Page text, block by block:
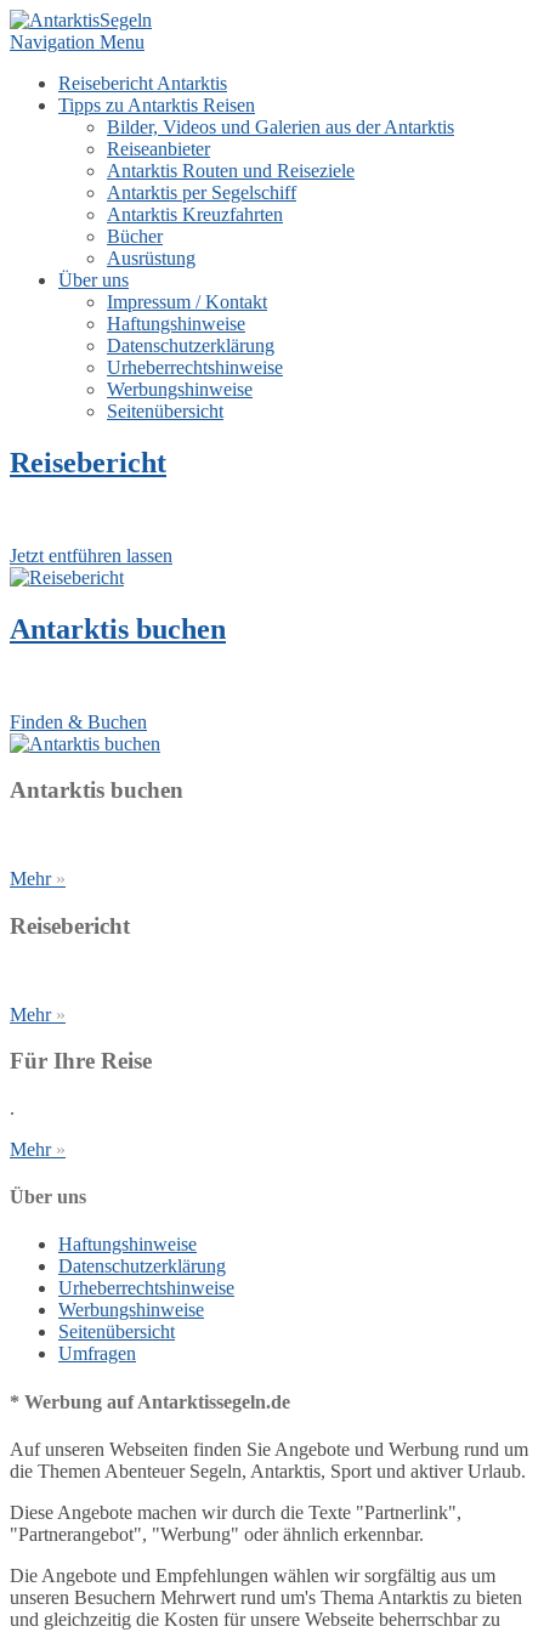
Navigation Menu
Reisebericht Antarktis
Tipps zu Antarktis Reisen
Bilder, Videos und Galerien aus der Antarktis
Reiseanbieter
Antarktis Routen und Reiseziele
Antarktis per Segelschiff
Antarktis Kreuzfahrten
Bücher
Ausrüstung
Über uns
Impressum / Kontakt
Haftungshinweise
Datenschutzerklärung
Urheberrechtshinweise
Werbungshinweise
Seitenübersicht
Reisebericht
Jetzt entführen lassen
Antarktis buchen
Finden & Buchen
Antarktis buchen
Mehr »
Reisebericht
Mehr »
Für Ihre Reise
.
Mehr »
Über uns
Haftungshinweise
Datenschutzerklärung
Urheberrechtshinweise
Werbungshinweise
Seitenübersicht
Umfragen
* Werbung auf Antarktissegeln.de
Auf unseren Webseiten finden Sie Angebote und Werbung rund um
die Themen Abenteuer Segeln, Antarktis, Sport und aktiver Urlaub.
Diese Angebote machen wir durch die Texte "Partnerlink",
"Partnerangebot", "Werbung" oder ähnlich erkennbar.
Die Angebote und Empfehlungen wählen wir sorgfältig aus um
unseren Besuchern Mehrwert rund um's Thema Antarktis zu bieten
und gleichzeitig die Kosten für unsere Webseite beherrschbar zu